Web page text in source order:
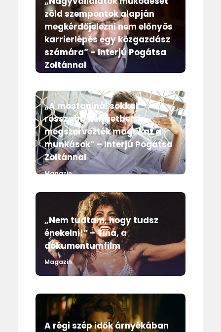
zöld szempontok alapján
megkérdőjelezni nem előnyös
karrierlépés egy közgazdász
számára” – Interjú Pogátsa
Zoltánnal
„A mostaninál sokkal
rosszabb helyzetben is
megszervezték magukat a
munkások” – Interjú Pogátsa
Zoltánnal
Magazin
„Nem tudtam, hogy tudsz
énekelni!” – Tina, a
dokumentumfilm
Magazin
A régi szép idők árnyékában